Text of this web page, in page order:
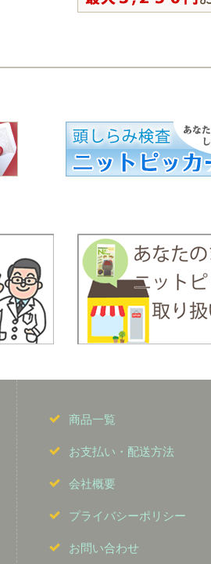
商品一覧
お支払い・配送方法
会社概要
プライバシーポリシー
お問い合わせ